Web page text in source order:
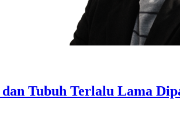
Tubuh Terlalu Lama